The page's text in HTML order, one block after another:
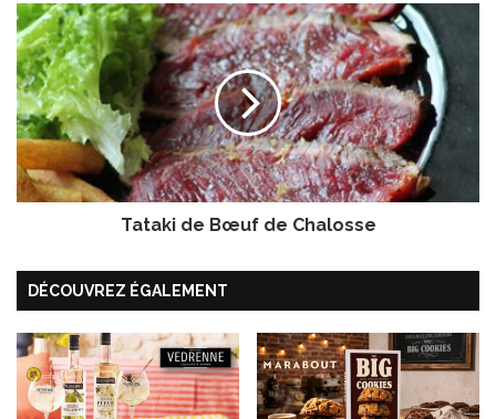
q
u
e
d
u
j
e
û
n
p
r
l
e
D
r
T
a
t
a
k
i
d
e
B
f
e
C
h
l
Tataki de Bœuf de Chalosse
DÉCOUVREZ ÉGALEMENT